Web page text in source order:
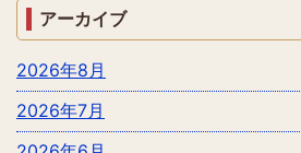
アーカイブ
2026年8月
2026年7月